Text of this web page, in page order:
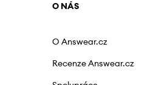
O NÁS
O Answear.cz
Recenze Answear.cz